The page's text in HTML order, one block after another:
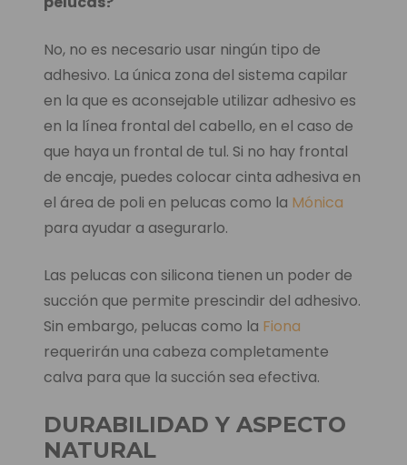
No, no es necesario usar ningún tipo de
adhesivo. La única zona del sistema capilar
en la que es aconsejable utilizar adhesivo es
en la línea frontal del cabello, en el caso de
que haya un frontal de tul. Si no hay frontal
de encaje, puedes colocar cinta adhesiva en
el área de poli en pelucas como la Mónica
para ayudar a asegurarlo.
Las pelucas con silicona tienen un poder de
succión que permite prescindir del adhesivo.
Sin embargo, pelucas como la Fiona
requerirán una cabeza completamente
calva para que la succión sea efectiva.
DURABILIDAD Y ASPECTO
NATURAL